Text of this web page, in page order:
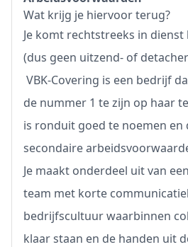
Wat krijg je hiervoor terug?
Je komt rechtstreeks in dienst
(dus geen uitzend- of
VBK-Covering is een bedrijf
de nummer 1 te zijn op haar
is ronduit goed te noemen en
secondaire
Je maakt onderdeel uit van
team met korte
bedrijfscultuur waarbinnen
klaar staan en de handen uit